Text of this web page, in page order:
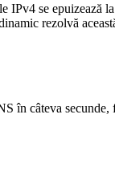
IPv4 se
rezolvă
în câteva secunde,